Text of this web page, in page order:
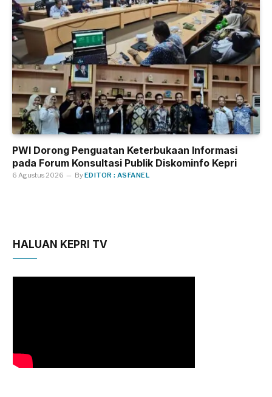
PWI Dorong Penguatan Keterbukaan Informasi
pada Forum Konsultasi Publik Diskominfo Kepri
6 Agustus 2026 ByEDITOR : ASFANEL
HALUAN KEPRI TV